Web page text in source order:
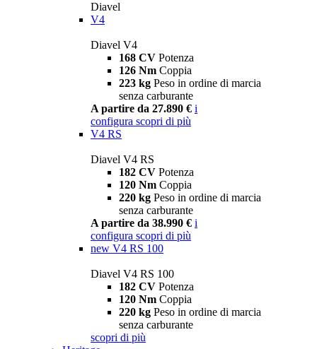
Diavel
V4
Diavel V4
168 CV Potenza
126 Nm Coppia
223 kg Peso in ordine di marcia
senza carburante
A partire da 27.890 € i
configura scopri di più
V4 RS
Diavel V4 RS
182 CV Potenza
120 Nm Coppia
220 kg Peso in ordine di marcia
senza carburante
A partire da 38.990 € i
configura scopri di più
new V4 RS 100
Diavel V4 RS 100
182 CV Potenza
120 Nm Coppia
220 kg Peso in ordine di marcia
senza carburante
scopri di più